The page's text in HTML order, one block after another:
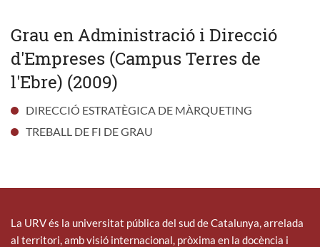
Grau en Administració i Direcció
d'Empreses (Campus Terres de
l'Ebre) (2009)
DIRECCIÓ ESTRATÈGICA DE MÀRQUETING
TREBALL DE FI DE GRAU
La URV és la universitat pública del sud de Catalunya, arrelada
al territori, amb visió internacional, pròxima en la docència i